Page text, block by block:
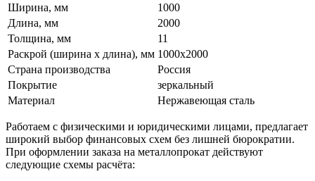
Ширина, мм
1000
Длина, мм
2000
Толщина, мм
11
Раскрой (ширина х длина), мм 1000х2000
Страна производства
Россия
Покрытие
зеркальный
Материал
Нержавеющая сталь
Работаем с физическими и юридическими лицами, предлагает
широкий выбор финансовых схем без лишней бюрократии.
При оформлении заказа на металлопрокат действуют
следующие схемы расчёта: